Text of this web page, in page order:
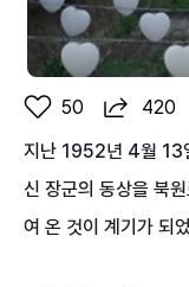
50
420
지난 1952년 4월 13
신 장군의 동상을 북
여 온 것이 계기가 되